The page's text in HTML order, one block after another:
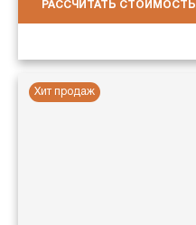
РАССЧИТАТЬ СТОИМОСТЬ
Хит продаж